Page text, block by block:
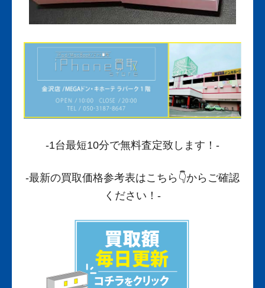
-1台最短10分で無料査定致します！-
-最新の買取価格参考表はこちら 👇からご確認
ください！-